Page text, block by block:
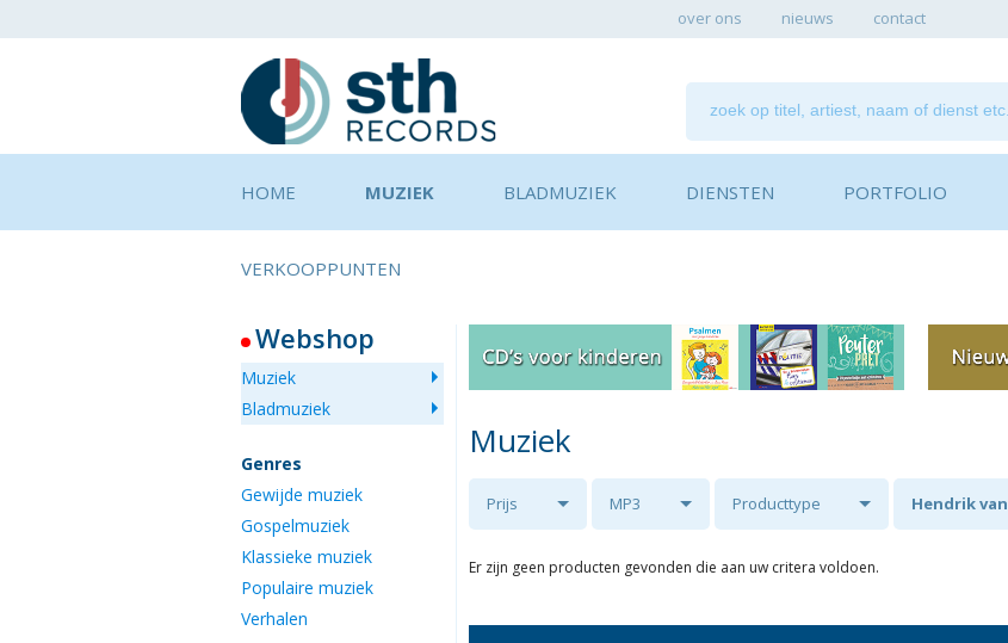
over ons nieuws contact
HOME MUZIEK BLADMUZIEK DIENSTEN PORTFOLIO
VERKOOPPUNTEN
Webshop
Muziek
Bladmuziek
Genres
Gewijde muziek
Gospelmuziek
Klassieke muziek
Populaire muziek
Verhalen
Muziek
Prijs MP3 Producttype Hendrik van
Er zijn geen producten gevonden die aan uw critera voldoen.